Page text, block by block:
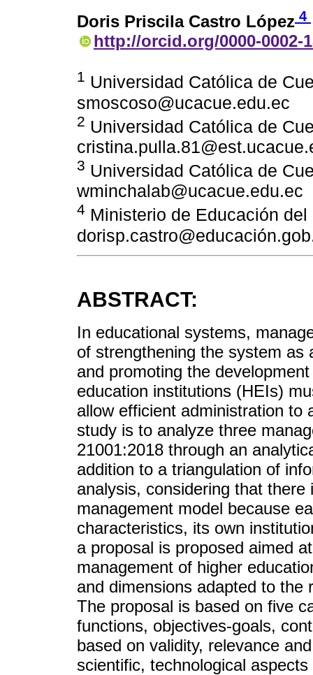
Doris Priscila Castro López 4
http://orcid.org/0000-0002-
1 Universidad Católica de
smoscoso@ucacue.edu.ec
2 Universidad Católica de
3 Universidad Católica de
wminchalab@ucacue.edu.ec
4 Ministerio de Educación
ABSTRACT:
In educational systems,
of strengthening the system as
and promoting the
education institutions (HEIs)
allow efficient administration to
study is to analyze three
21001:2018 through an
addition to a triangulation of
analysis, considering that
management model because
characteristics, its own
a proposal is proposed aimed
management of higher
and dimensions adapted to
The proposal is based on five
functions, objectives-goals,
based on validity, relevance
scientific, technological